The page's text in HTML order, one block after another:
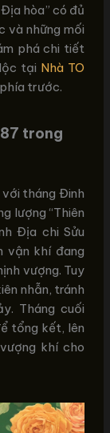
hòa” có đủ
và những mối
phá chi tiết
tại Nhà TO
trước.
trong
với tháng Đinh
lượng “Thiên
Địa chi Sửu
vận khí đang
vượng. Tuy
nhẫn, tránh
Tháng cuối
tổng kết, lên
khí cho